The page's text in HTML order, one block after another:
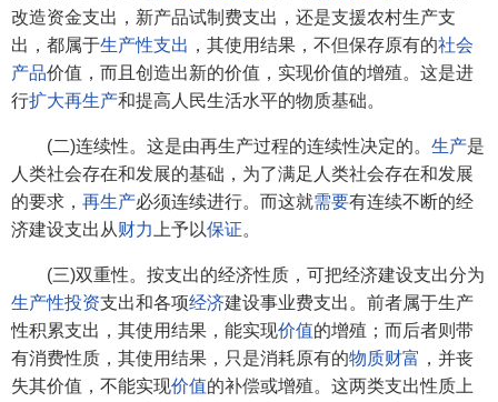
改造资金支出，新产品试制费支出，还是支援农村生产支
出，都属于生产性支出 ，其使用结果，不但保存原有的社会
产品价值，而且创造出新的价值，实现价值的增殖。这是进
行扩大再生产和提高人民生活水平的物质基础。
(二)连续性。这是由再生产过程的连续性决定的。 生产是
人类社会存在和发展的基础，为了满足人类社会存在和发展
的要求， 再生产必须连续进行。而这就需要有连续不断的经
济建设支出从财力 上予以保证。
(三)双重性。按支出的经济性质，可把经济建设支出分为
生产性投资支出和各项经济建设事业费支出。前者属于生产
性积累支出，其使用结果，能实现价值的增殖；而后者则带
有消费性质，其使用结果，只是消耗原有的物质财富 ，并丧
失其价值，不能实现价值的补偿或增殖。这两类支出性质上